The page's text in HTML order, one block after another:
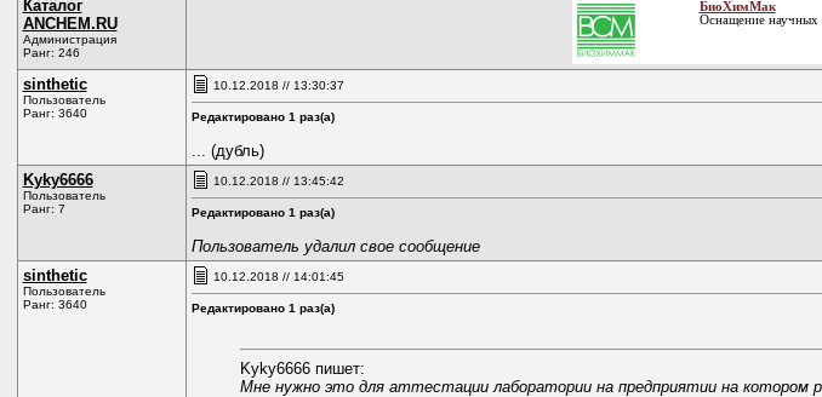
Каталог
ANCHEM.RU
Администрация
Ранг: 246
БиоХимМак
Оснащение научных
sinthetic
Пользователь
Ранг: 3640
10.12.2018 // 13:30:37
Редактировано 1 раз(а)
... (дубль)
Kyky6666
Пользователь
Ранг: 7
10.12.2018 // 13:45:42
Редактировано 1 раз(а)
Пользователь удалил свое сообщение
sinthetic
Пользователь
Ранг: 3640
10.12.2018 // 14:01:45
Редактировано 1 раз(а)
Kyky6666 пишет:
Мне нужно это для аттестации лаборатории на предприятии на котором